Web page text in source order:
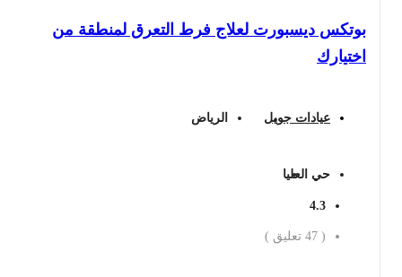
بوتكس ديسبورت لعلاج فرط التعرق لمنطقة من
اختيارك
عيادات جويل الرياض
حي العليا
4.3
47 تعليق )